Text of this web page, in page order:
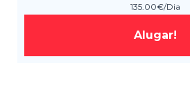
135.00€/Dia
Alugar!